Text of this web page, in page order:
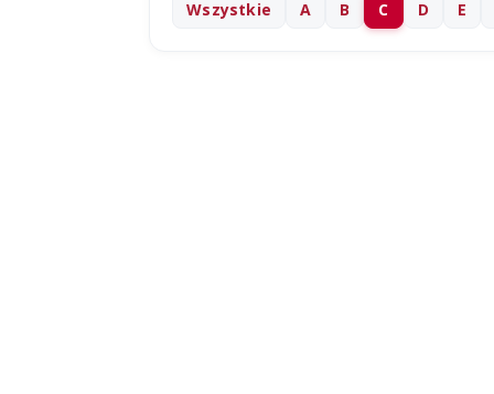
Wszystkie A B C D E